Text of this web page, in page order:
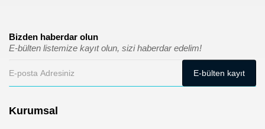
Bizden haberdar olun
E-bülten listemize kayıt olun, sizi haberdar edelim!
Kurumsal